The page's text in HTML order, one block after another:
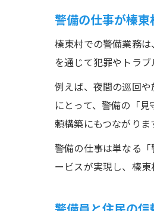
警備の仕事が榛
榛東村での警備業務
を通じて犯罪やトラ
例えば、夜間の巡回
にとって、警備の「
頼構築にもつながりま
警備の仕事は単なる
ービスが実現し、榛東